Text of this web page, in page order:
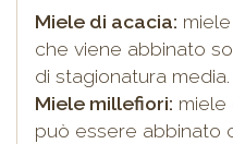
Miele di acacia:
che viene abbinato
di stagionatura media.
Miele millefiori:
può essere abbinato